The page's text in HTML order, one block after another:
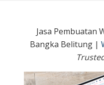
Jasa Pembuatan
Bangka Belitung |